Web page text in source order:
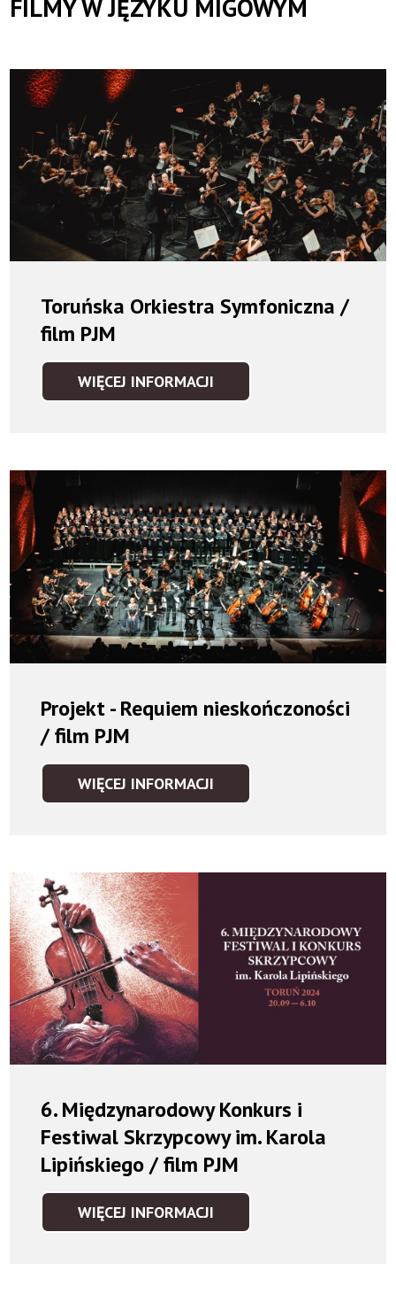
FILMY W JĘZYKU MIGOWYM
Toruńska Orkiestra Symfoniczna /
film PJM
WIĘCEJ INFORMACJI
TORUŃSKA
FILM
Projekt - Requiem nieskończoności
/ film PJM
WIĘCEJ INFORMACJI
PROJEKT
/
FILM
PJM
6. Międzynarodowy Konkurs i
Festiwal Skrzypcowy im. Karola
Lipińskiego / film PJM
WIĘCEJ INFORMACJI